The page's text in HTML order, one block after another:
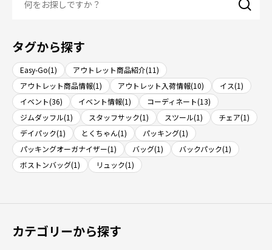
タグから探す
Easy-Go(1)
アウトレット商品紹介(11)
アウトレット商品情報(1)
アウトレット入荷情報(10)
イス(1)
イベント(36)
イベント情報(1)
コーディネート(13)
ジムダッフル(1)
スタッフサック(1) スツール(1)
チェア(1)
デイパック(1)
とくちゃん(1)
パッキング(1)
パッキングオーガナイザー(1)
バッグ(1)
バックパック(1)
ボストンバッグ(1)
リュック(1)
カテゴリーから探す